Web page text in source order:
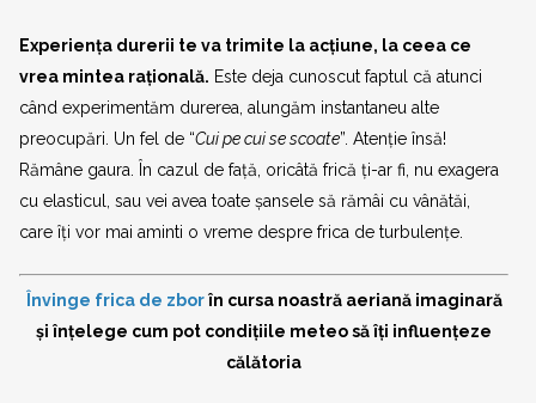
Experiența durerii te va trimite la acțiune, la ceea ce
vrea mintea rațională. Este deja cunoscut faptul că atunci
când experimentăm durerea, alungăm instantaneu alte
preocupări. Un fel de “Cui pe cui se scoate”. Atenție însă!
Rămâne gaura. În cazul de față, oricâtă frică ți-ar fi, nu exagera
cu elasticul, sau vei avea toate șansele să rămâi cu vânătăi,
care îți vor mai aminti o vreme despre frica de turbulențe.
Învinge frica de zborîn cursa noastră aeriană imaginară
și înțelege cum pot condițiile meteo să îți influențeze
călătoria